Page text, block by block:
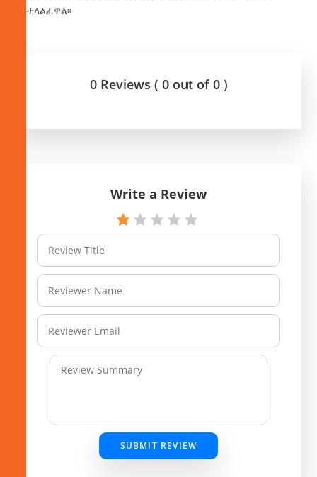
አስተላልፈዋል፡፡
0 Reviews ( 0 out of 0 )
Write a Review
SUBMIT REVIEW